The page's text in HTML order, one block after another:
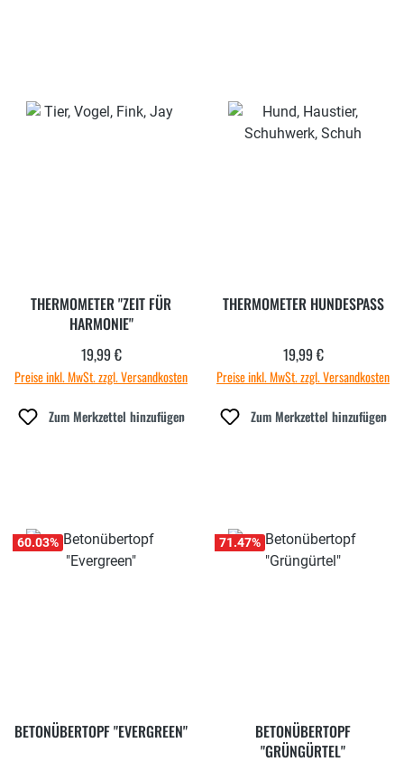
THERMOMETER "ZEIT FÜR
HARMONIE"
Regulärer Preis:
19,99 €
Preise inkl. MwSt. zzgl. Versandkosten
Zum Merkzettel hinzufügen
THERMOMETER HUNDESPASS
Regulärer Preis:
19,99 €
Preise inkl. MwSt. zzgl. Versandkosten
Zum Merkzettel hinzufügen
60.03%
BETONÜBERTOPF "EVERGREEN"
71.47%
BETONÜBERTOPF
"GRÜNGÜRTEL"